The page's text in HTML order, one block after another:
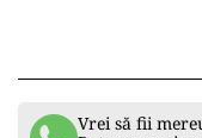
Vrei să fii